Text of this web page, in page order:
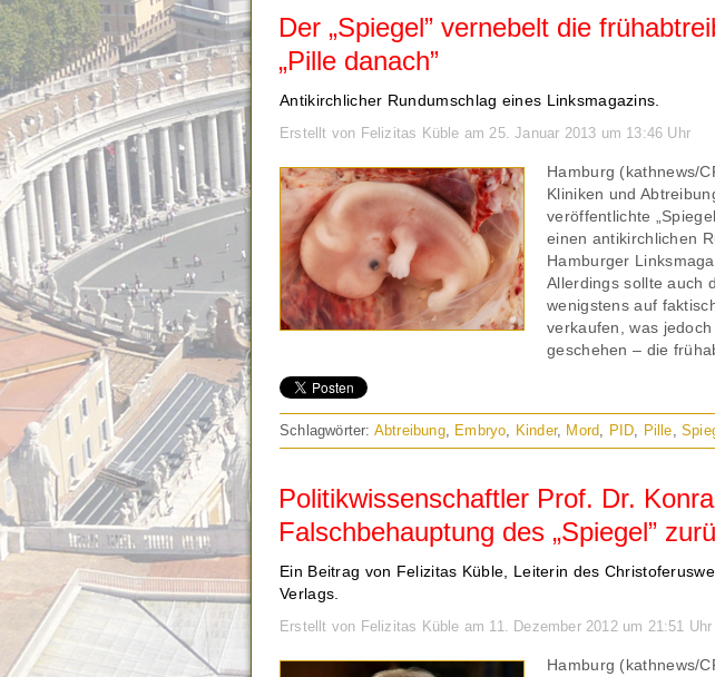
Der „Spiegel” vernebelt die
„Pille danach”
Antikirchlicher Rundumschlag eines Linksmagazins.
Erstellt von Felizitas Küble am 25. Januar 2013 um 13:46 Uhr
Hamburg (kathnews/
Kliniken und
veröffentlichte
einen antikirchlichen
Hamburger
Allerdings sollte auch
wenigstens auf
verkaufen, was
geschehen – die
Schlagwörter: Abtreibung, Embryo, Kinder, Mord, PID, Pille,
Politikwissenschaftler Prof. Dr.
Falschbehauptung des „Spiegel”
Ein Beitrag von Felizitas Küble, Leiterin des
Verlags.
Erstellt von Felizitas Küble am 11. Dezember 2012 um 21:51 Uhr
Hamburg (kathnews/